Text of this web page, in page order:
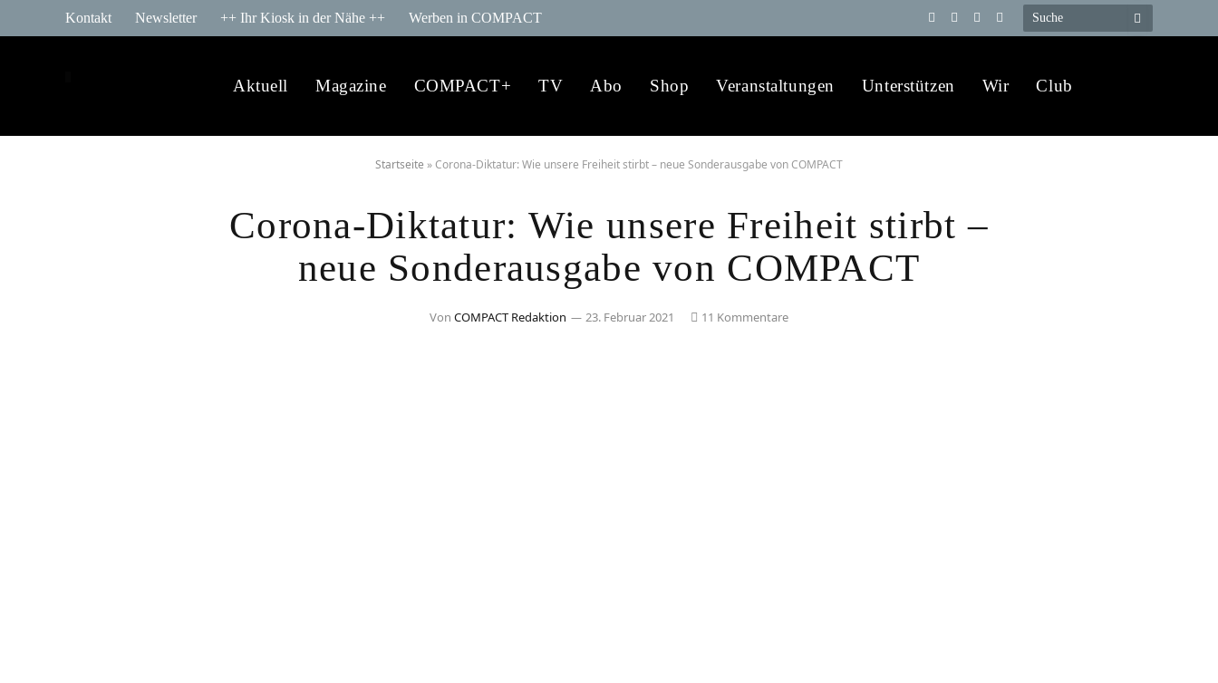
Kontakt Newsletter ++ Ihr Kiosk in der Nähe ++ Werben in COMPACT
Telegram
YouTube
X
WhatsApp
Aktuell Magazine COMPACT+ TV Abo Shop Veranstaltungen Unterstützen Wir Club
Startseite »Corona-Diktatur: Wie unsere Freiheit stirbt – neue Sonderausgabe von COMPACT
Corona-Diktatur: Wie unsere Freiheit stirbt –
neue Sonderausgabe von COMPACT
Von COMPACT Redaktion 23. Februar 2021 11 Kommentare